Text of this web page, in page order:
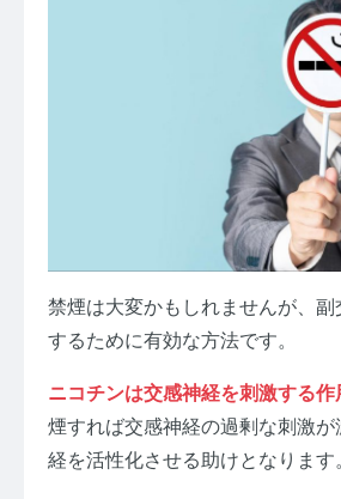
禁煙は大変かもしれませんが、副
するために有効な方法です。
ニコチンは交感神経を刺激する作
煙すれば交感神経の過剰な刺激が
経を活性化させる助けとなります